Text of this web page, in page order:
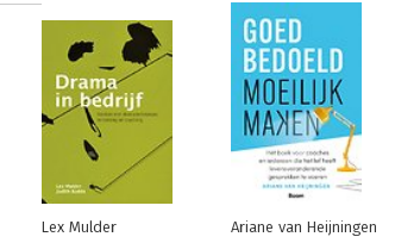
Lex Mulder Ariane van Heijningen